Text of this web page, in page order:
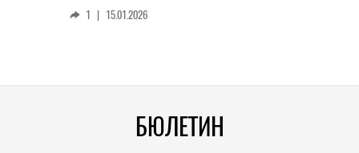
1 | 15.01.2026
БЮЛЕТИН